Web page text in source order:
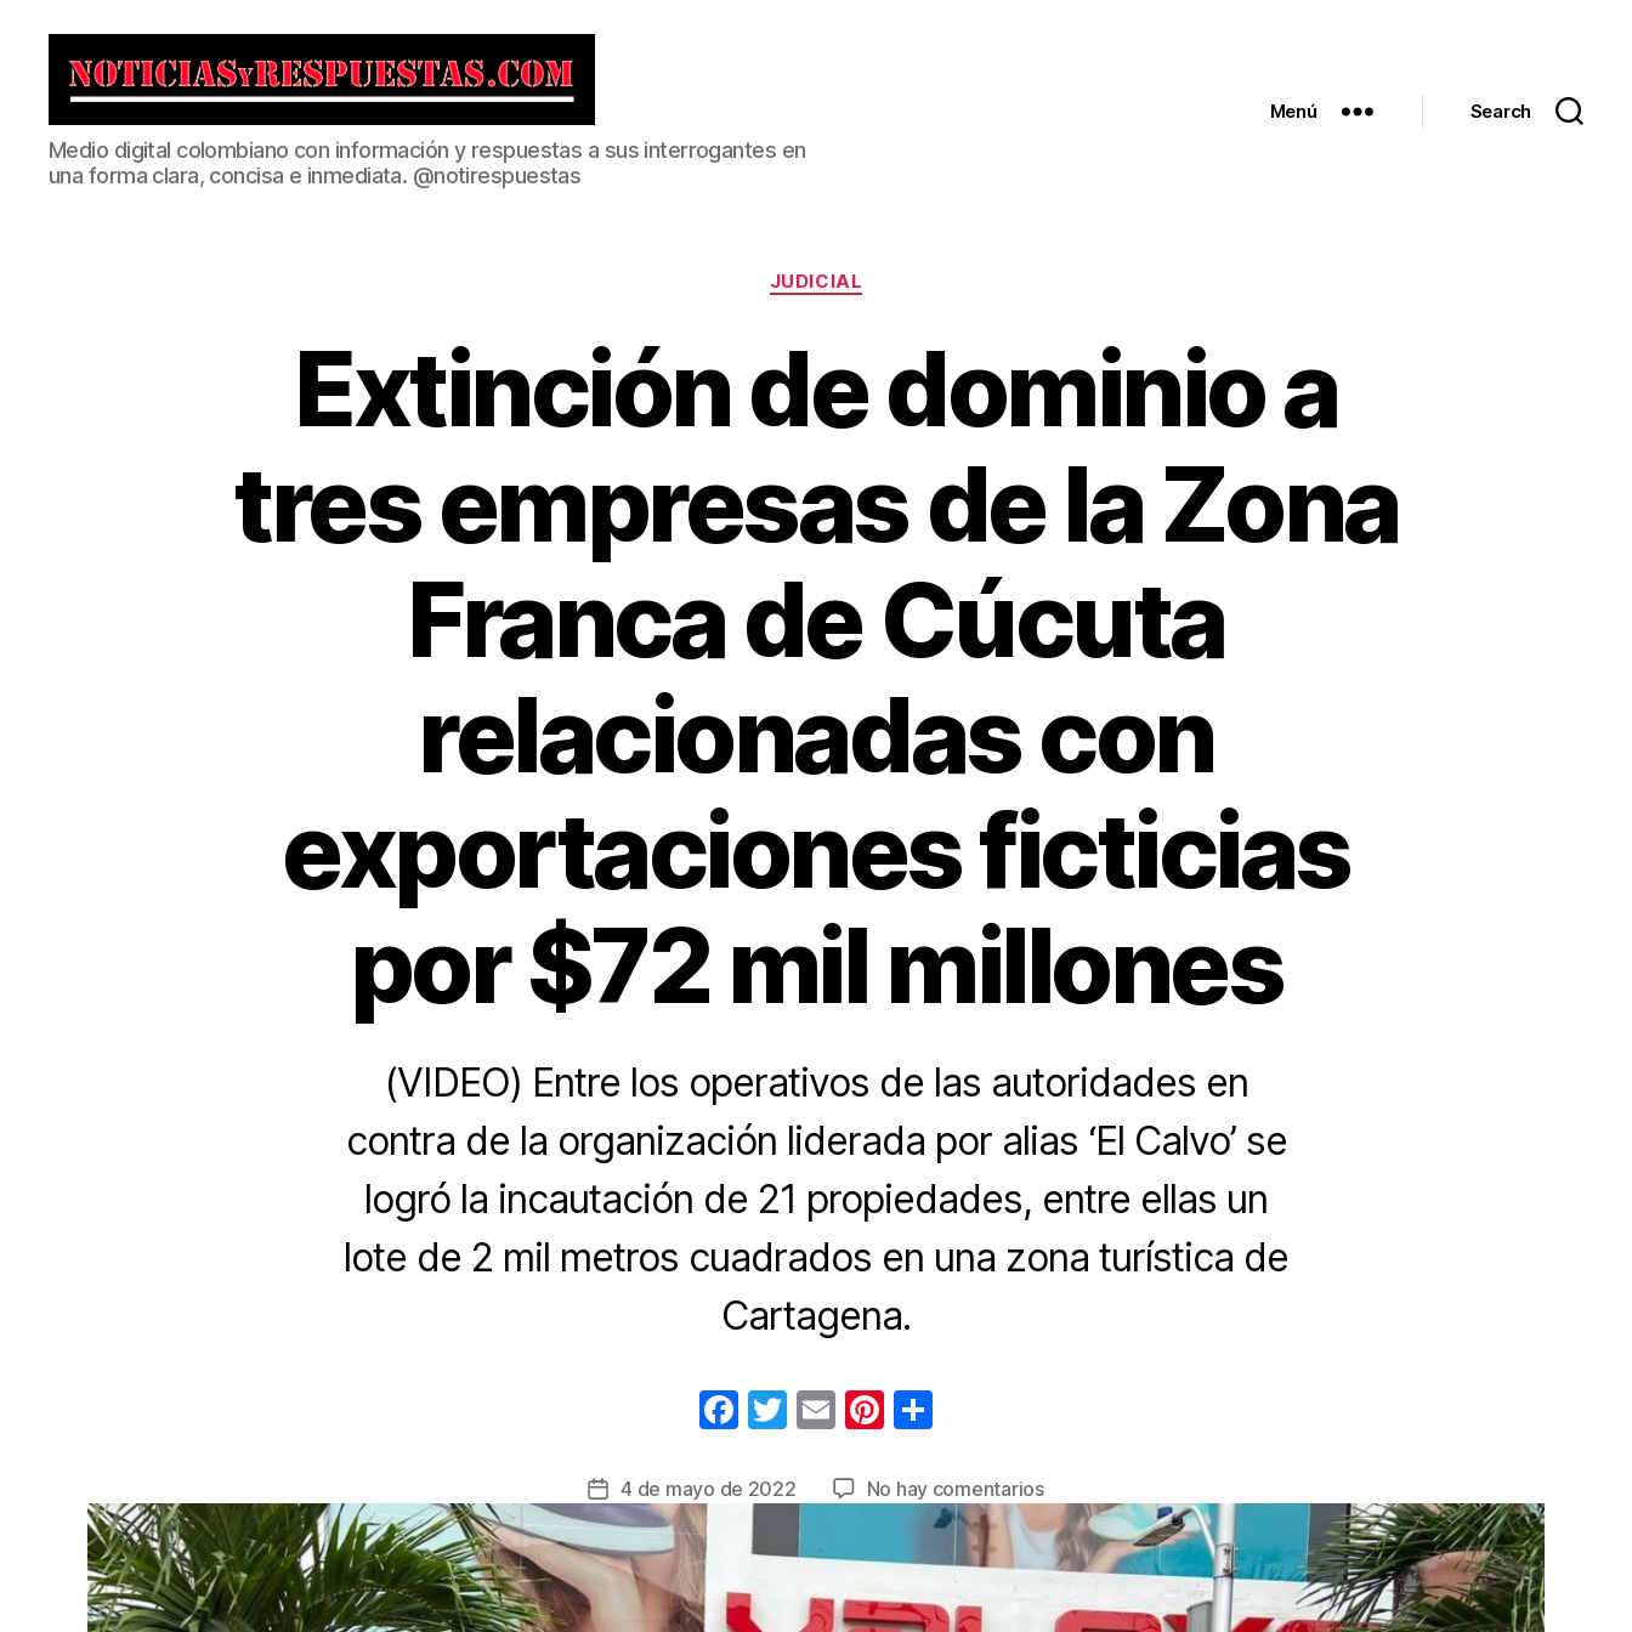
Noticias
y
Respuestas
Medio digital colombiano con información y respuestas a sus interrogantes en
una forma clara, concisa e inmediata. @notirespuestas
Menú Search
Categorías
JUDICIAL
Extinción de dominio a
tres empresas de la Zona
Franca de Cúcuta
relacionadas con
exportaciones ficticias
por $72 mil millones
(VIDEO) Entre los operativos de las autoridades en
contra de la organización liderada por alias ‘El Calvo’ se
logró la incautación de 21 propiedades, entre ellas un
lote de 2 mil metros cuadrados en una zona turística de
Cartagena.
F
c
e
b
o
T
tt
er
E
ail
Pi
er
st
m
p
ar
tir
Fecha
de
la
entrada
4 de mayo de 2022 No hay comentariosen
Extinción
de
dominio